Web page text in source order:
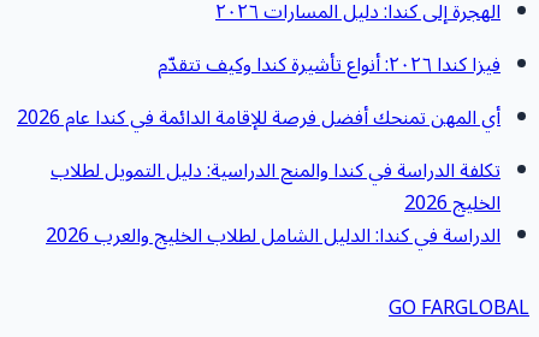
الهجرة إلى كندا: دليل المسارات ٢٠٢٦
فيزا كندا ٢٠٢٦: أنواع تأشيرة كندا وكيف تتقدّم
أي المهن تمنحك أفضل فرصة للإقامة الدائمة في كندا عام 2026
تكلفة الدراسة في كندا والمنح الدراسية: دليل التمويل لطلاب
الخليج 2026
الدراسة في كندا: الدليل الشامل لطلاب الخليج والعرب 2026
GO FAR